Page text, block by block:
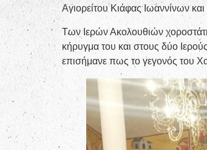
Αγιορείτου Κιάφας Ιωαννίνων
Των Ιερών Ακολουθιών
κήρυγμα του και στους δύο
επισήμανε πως το γεγονός του